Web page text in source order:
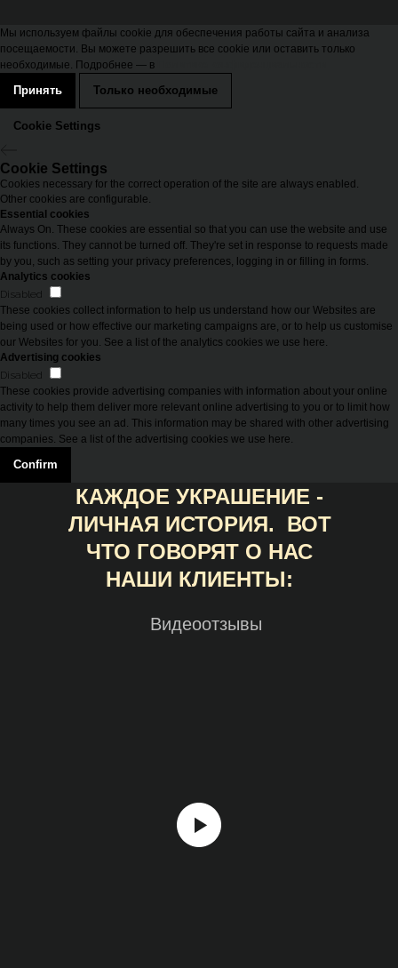
Мы используем файлы cookie для обеспечения работы сайта и анализа
посещаемости. Вы можете разрешить все cookie или оставить только
необходимые. Подробнее — в
Принять Только необходимые
Cookie Settings
Cookie Settings
Cookies necessary for the correct operation of the site are always enabled.
Other cookies are configurable.
Essential cookies
Always On. These cookies are essential so that you can use the website and use
its functions. They cannot be turned off. They're set in response to requests made
by you, such as setting your privacy preferences, logging in or filling in forms.
Analytics cookies
Disabled
These cookies collect information to help us understand how our Websites are
being used or how effective our marketing campaigns are, or to help us customise
our Websites for you. See a list of the analytics cookies we use here.
Advertising cookies
Disabled
These cookies provide advertising companies with information about your online
activity to help them deliver more relevant online advertising to you or to limit how
many times you see an ad. This information may be shared with other advertising
companies. See a list of the advertising cookies we use here.
Confirm
КАЖДОЕ УКРАШЕНИЕ -
ЛИЧНАЯ ИСТОРИЯ. ВОТ
ЧТО ГОВОРЯТ О НАС
НАШИ КЛИЕНТЫ:
Видеоотзывы